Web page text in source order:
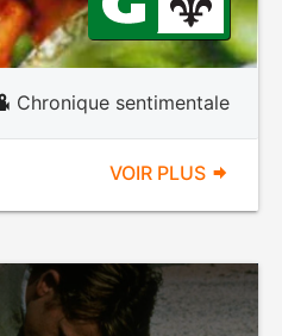
Chronique sentimentale
VOIR PLUS